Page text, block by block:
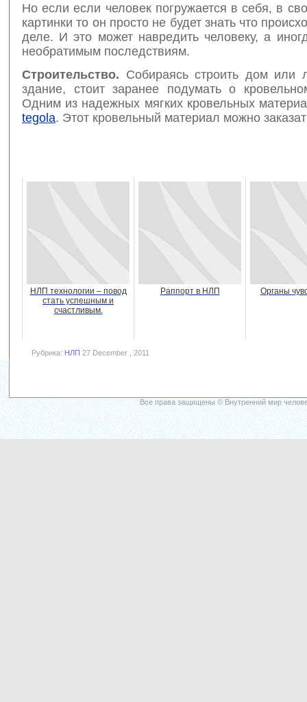
Но если если человек погружается в себя, в
картинки то он просто не будет знать что
деле. И это может навредить человеку, а
необратимым последствиям.
Строительство. Собираясь строить дом или
здание, стоит заранее подумать о
Одним из надежных мягких кровельных
tegola. Этот кровельный материал можно
НЛП технологии – повод
стать успешным и
счастливым.
Раппорт в НЛП Органы
Рубрика: НЛП 27 December , 2011
Все права защищены © Внутренний мир